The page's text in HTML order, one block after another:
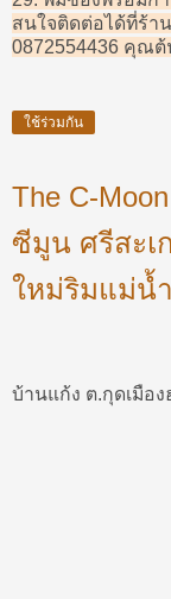
สนใจติดต่อได้ที่ร้า
0872554436 คุณต้
ใช้ร่วมกัน
The C-
ซีมูน ศรีสะ
ใหม่ริมแม่น้
บ้านแก้ง ต.กุดเมือ